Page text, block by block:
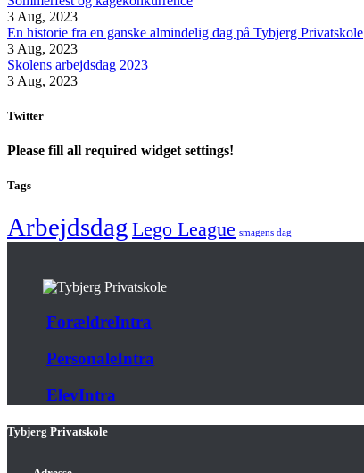
3 Aug, 2023
En historie fra en ganske almindelig dag på Tybjerg Privatskole
3 Aug, 2023
Skolens arbejdsdag 2023
3 Aug, 2023
Twitter
Please fill all required widget settings!
Tags
Arbejdsdag Lego League smagens dag
ForældreIntra
PersonaleIntra
ElevIntra
Tybjerg Privatskole